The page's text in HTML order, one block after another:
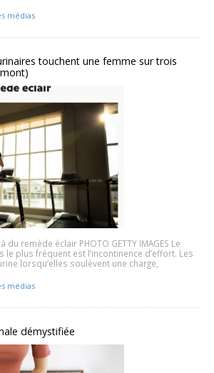
médias
touchent une femme sur trois
du remède éclair PHOTO GETTY IMAGES Le
plus fréquent est l’incontinence d’effort. Les
lorsqu’elles soulèvent une charge,
médias
démystifiée